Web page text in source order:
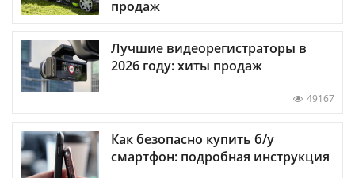
продаж
Лучшие видеорегистраторы в
2026 году: хиты продаж
49167
Как безопасно купить б/у
смартфон: подробная инструкция